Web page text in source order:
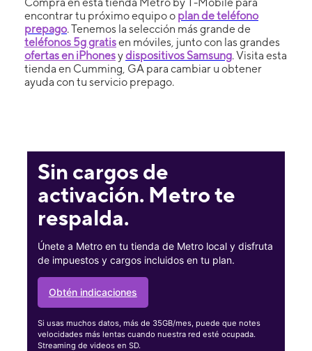
encontrar tu próximo equipo o plan de teléfono
prepago. Tenemos la selección más grande de
teléfonos 5g gratisen móviles, junto con las grandes
ofertas en iPhonesydispositivos Samsung. Visita esta
tienda en Cumming, GA para cambiar u obtener
ayuda con tu servicio prepago.
Sin cargos de
activación. Metro te
respalda.
Únete a Metro en tu tienda de Metro local y disfruta
de impuestos y cargos incluidos en tu plan.
Obtén indicaciones
Si usas muchos datos, más de 35GB/mes, puede que notes
velocidades más lentas cuando nuestra red esté ocupada.
Streaming de videos en SD.